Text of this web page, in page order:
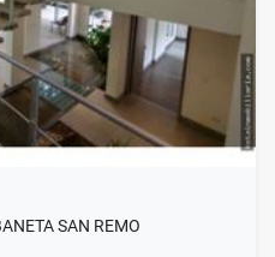
SAN REMO